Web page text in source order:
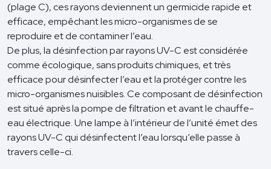
(plage C), ces rayons deviennent un germicide rapide et
efficace, empêchant les micro-organismes de se
reproduire et de contaminer l’eau.
De plus, la désinfection par rayons UV-C est considérée
comme écologique, sans produits chimiques, et très
efficace pour désinfecter l’eau et la protéger contre les
micro-organismes nuisibles. Ce composant de désinfection
est situé après la pompe de filtration et avant le chauffe-
eau électrique. Une lampe à l’intérieur de l’unité émet des
rayons UV-C qui désinfectent l’eau lorsqu’elle passe à
travers celle-ci.